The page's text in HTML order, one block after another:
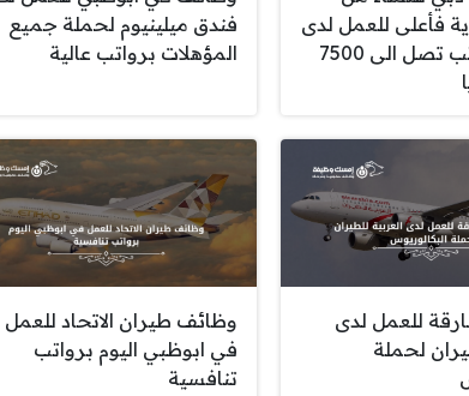
فأعلى للعمل لدى
TASC برواتب تصل الى 7500
فندق ميلينيوم لحملة جميع
المؤهلات برواتب عالية
للعمل لدى
لحملة
وظائف طيران الاتحاد للعمل
في ابوظبي اليوم برواتب
تنافسية